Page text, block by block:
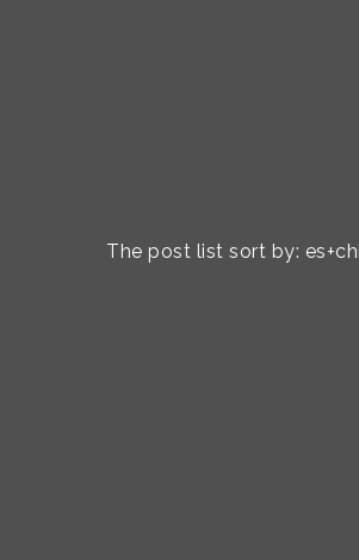
The post list sort by: